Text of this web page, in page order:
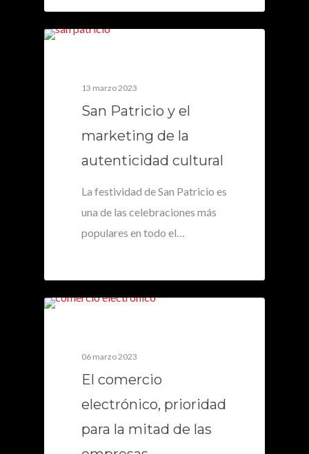
13 marzo 2023
San Patricio y el
marketing de la
autenticidad cultural
La festividad de San Patricio es
una de las celebraciones más
populares en todo el…
06 marzo 2023
El comercio
electrónico, prioridad
para la mitad de las